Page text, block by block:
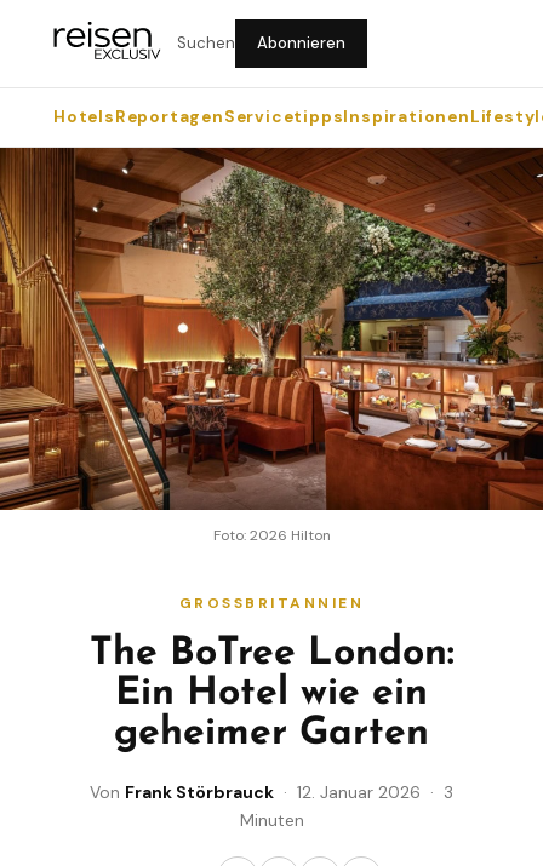
Suchen Abonnieren
HotelsReportagenServicetippsInspirationen
Foto: 2026 Hilton
GROSSBRITANNIEN
The BoTree London:
Ein Hotel wie ein
geheimer Garten
Von Frank Störbrauck · 12. Januar 2026 · 3
Minuten